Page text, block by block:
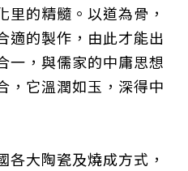
里的精髓。以道為骨，
適的製作，由此才能出
一，與儒家的中庸思想
，它溫潤如玉，深得中
各大陶瓷及燒成方式，